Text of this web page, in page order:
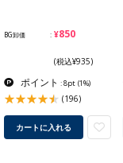
BG卸価 ¥850
(税込¥935)
ポイント : 8pt (1%)
(196)
カートに入れる